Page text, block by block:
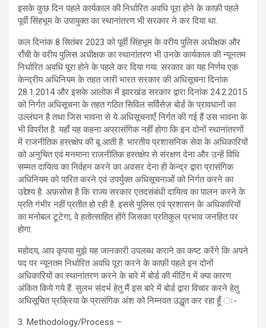
इसके कुछ दिन पहले कार्यकाल की निर्धारित अवधि पूरा होने के काफ़ी पहले
पूर्वी सिंहभूम के उपायुक्त का स्थानांतरण भी सरकार ने कर दिया था.
कल दिनांक 8 सितंबर 2023 को पूर्वी सिंहभूम के वरीय पुलिस अधीक्षक और
राँची के वरीय पुलिस अधीक्षक का स्थानांतरण भी उनके कार्यकाल की न्यूनतम
निर्धारित अवधि पूरा होने के पहले कर दिया गया. सरकार का यह निर्णय एक
केन्द्रीय अधिनियम के तहत जारी भारत सरकार की अधिसूचना दिनांक
28.1.2014 और इसके आलोक में झारखंड सरकार द्वारा दिनांक 24.2.2015
को निर्गत अधिसूचना के तहत गठित सिविल सर्विसेज़ बोर्ड के प्रावधानों का
उल्लंघन है तथा जिस भावना से ये अधिसूचनाएँ निर्गत की गई हैं उस भावना के
भी विपरीत है. यहाँ यह कहना अप्रासंगिक नहीं होगा कि इन दोनों स्थानांतरणों
में राजनीतिक हस्तक्षेप की बू आती है. भारतीय प्रशासनिक सेवा के अधिकारियों
को अनुचित एवं मनमाना राजनीतिक हस्तक्षेप से संरक्षण देना और उन्हें विधि
सम्मत दायित्व का निर्वहन करने का अवसर देना ही केन्द्र द्वारा प्रासंगिक
अधिनियम को पारित करने एवं उपर्युक्त अधिसूचनाओं को निर्गत करने का
उद्देश्य है. अफ़सोस है कि राज्य सरकार एतदसंबंधी दायित्व का पालन करने के
प्रति गंभीर नहीं प्रतीत हो रही है. इससे पुलिस एवं प्रशासन के अधिकारियों
का मनोबल टूटेगा, वे हतोत्साहित होंगे जिसका प्रतिकुल प्रभाव जनहित पर
होगा.
महोदय, आप कृपया मुझे यह जानकारी उपलब्ध कराने का कष्ट करेंगे कि अपने
पद पर न्यूनतम निर्धारित अवधि पूरा करने के काफ़ी पहले इन दोनों
अधिकारियों का स्थानांतरण करने के बारे में बोर्ड की मीटिंग में क्या कारण
अंकित किये गये हैं. सुलभ संदर्भ हेतु मैं इस बारे में बोर्ड द्वारा विचार करने हेतु
अधिसूचित प्रक्रिया के प्रासंगिक अंश को निम्नवत उद्धृत कर रहा हूँ ः-
3. Methodology/Process –